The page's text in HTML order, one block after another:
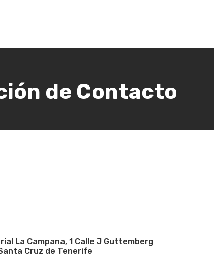
de Contacto
La Campana, 1 Calle J Guttemberg
Cruz de Tenerife